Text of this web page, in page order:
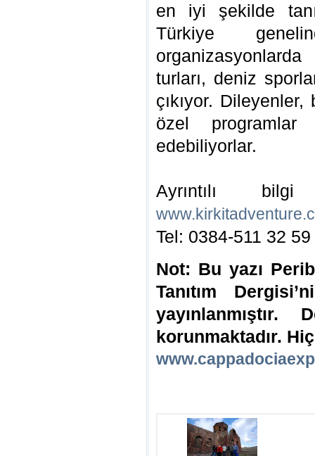
en iyi şekilde
Türkiye
turları, deniz
çıkıyor.
özel programlar
edebiliyorlar.
Ayrıntılı
Tel: 0384-511 32
Not: Bu yazı
Tanıtım
korunmaktadır.